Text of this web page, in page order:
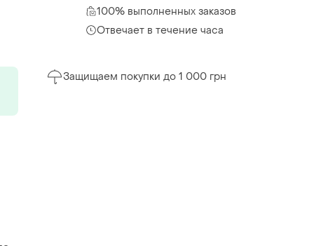
100% выполненных заказов
Отвечает в течение часа
Защищаем покупки до 1 000 грн